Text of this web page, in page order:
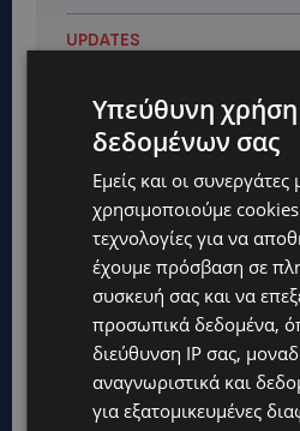
UPDATES
φωτιά σε ιστορική
το κίνητρο
UPDATES
ΛΑΤΣΙΑ-ΓΕΡΙ: Στο
ασυνόδευτους ανήλικους
στηρίζει υπό
Υπεύθυνη
δεδομένων σας
Εμείς και οι συνεργάτες
χρησιμοποιούμε
τεχνολογίες για να
έχουμε πρόσβαση σε
συσκευή σας και να
προσωπικά δεδομένα,
διεύθυνση IP σας,
αναγνωριστικά και
για εξατομικευμένες